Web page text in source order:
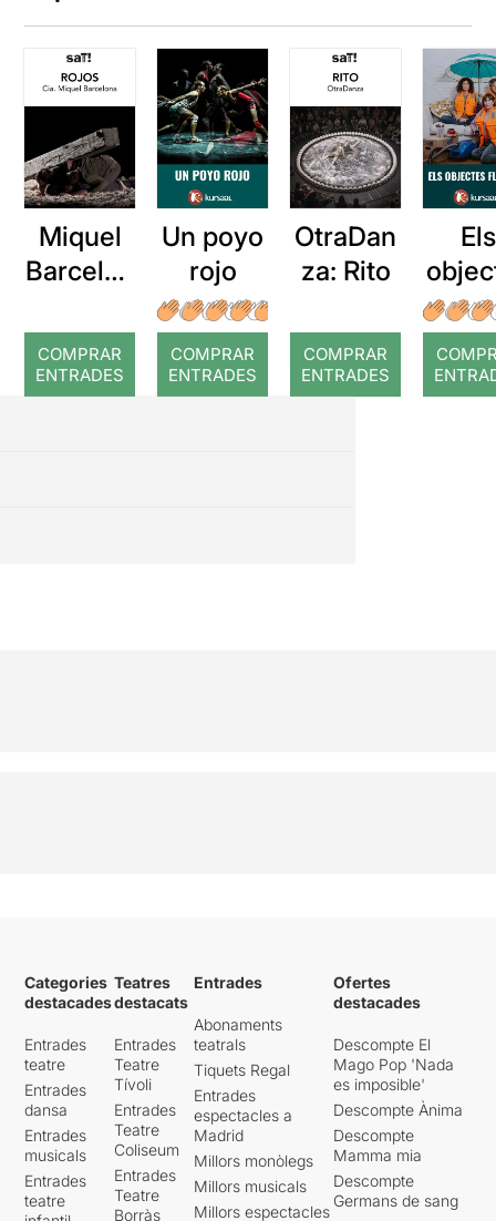
Miquel
Barcelon
COMPRAR
ENTRADES
Un poyo
rojo
COMPRAR
ENTRADES
OtraDan
za: Rito
COMPRAR
ENTRADES
Els
de
Categories
destacades
Entrades
teatre
Entrades
dansa
Entrades
musicals
Entrades
teatre
Teatres
destacats
Entrades
Teatre
Tívoli
Entrades
Teatre
Coliseum
Entrades
Teatre
Borràs
Entrades
Abonaments
teatrals
Tiquets Regal
Entrades
espectacles a
Madrid
Millors monòlegs
Millors musicals
Millors espectacles
Ofertes
destacades
Descompte El
Mago Pop 'Nada
es imposible'
Descompte Ànima
Descompte
Mamma mia
Descompte
Germans de sang